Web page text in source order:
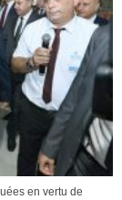
en vertu de